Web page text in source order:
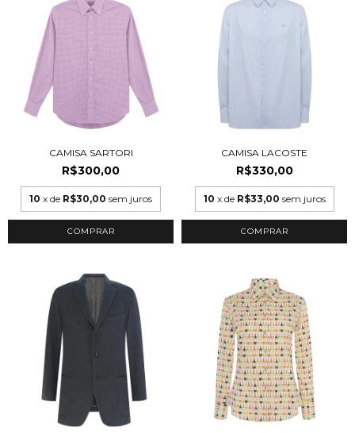
CAMISA SARTORI
R$300,00
10 x de R$30,00 sem juros
COMPRAR
CAMISA LACOSTE
R$330,00
10 x de R$33,00 sem juros
COMPRAR